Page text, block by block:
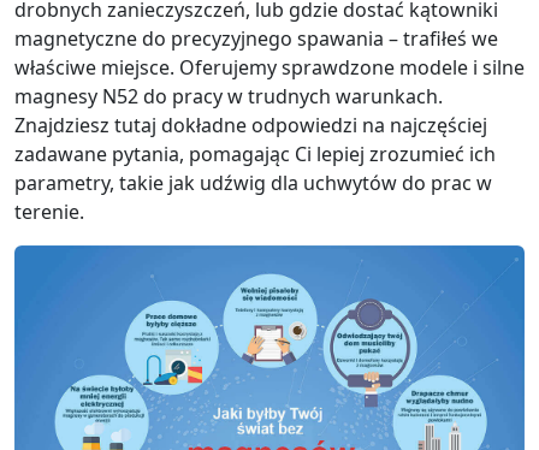
drobnych zanieczyszczeń, lub gdzie dostać kątowniki
magnetyczne do precyzyjnego spawania – trafiłeś we
właściwe miejsce. Oferujemy sprawdzone modele i silne
magnesy N52 do pracy w trudnych warunkach.
Znajdziesz tutaj dokładne odpowiedzi na najczęściej
zadawane pytania, pomagając Ci lepiej zrozumieć ich
parametry, takie jak udźwig dla uchwytów do prac w
terenie.